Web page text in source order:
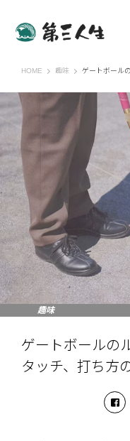
HOME 第三人生 〜寄り道の歩き
趣味 ゲートボール
趣味
ゲートボールの
タッチ、打ち方